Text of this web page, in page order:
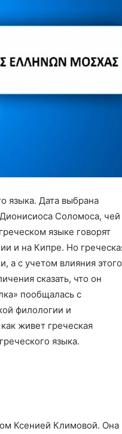
языка. Дата выбрана
Соломоса, чей
языке говорят
и на Кипре. Но
а с учетом влияния этого
сказать, что он
пообщалась с
филологии и
живет греческая
языка.
Ксенией Климовой. Она